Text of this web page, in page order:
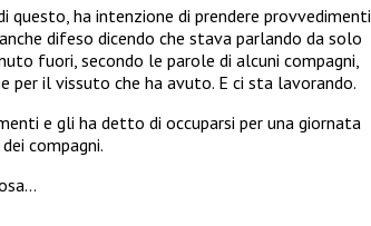
questo, ha intenzione di prendere provvedimenti
difeso dicendo che stava parlando da solo
fuori, secondo le parole di alcuni compagni,
per il vissuto che ha avuto. E ci sta lavorando.
e gli ha detto di occuparsi per una giornata
compagni.